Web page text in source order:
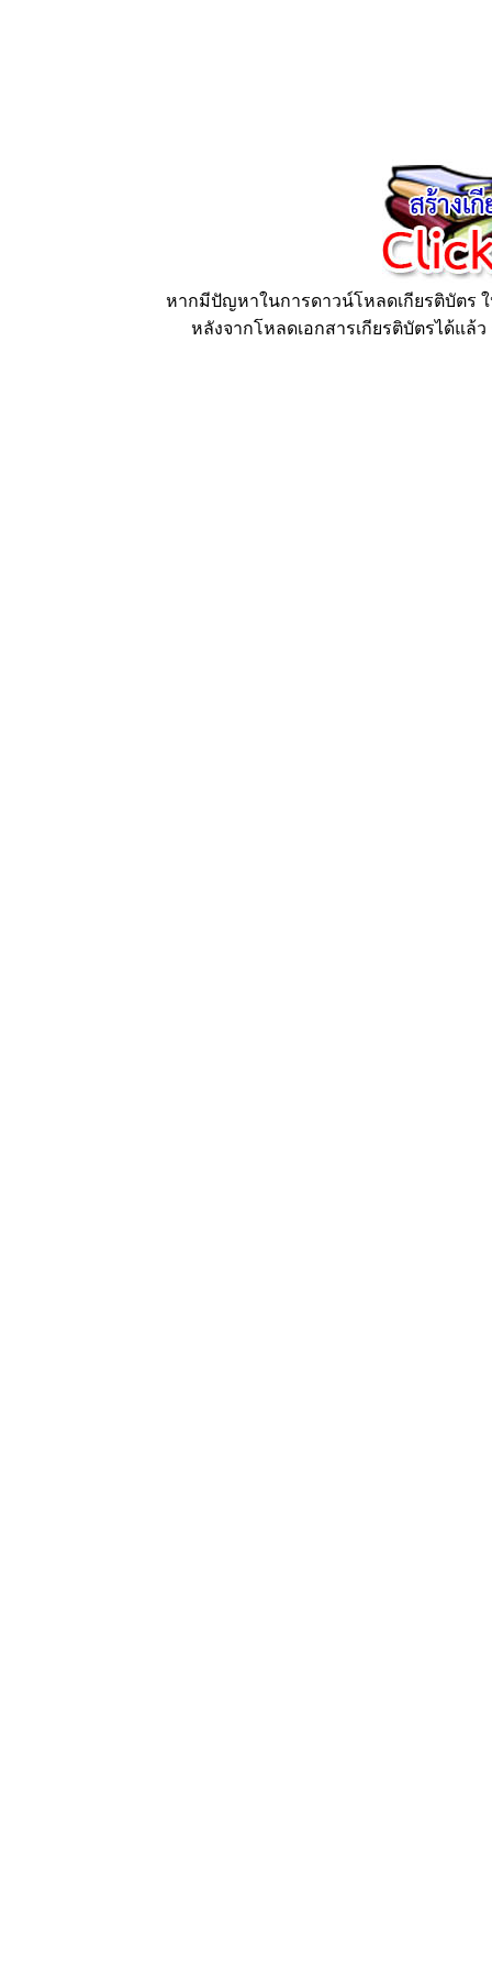
หากมีปัญหาในการดาวน์โหลดเกียรติบัตร
หลังจากโหลดเอกสารเกียรติบัตรได้แล้